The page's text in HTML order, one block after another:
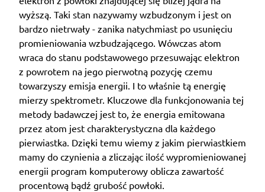
wyższą. Taki stan nazywamy wzbudzonym i jest on
bardzo nietrwały - zanika natychmiast po usunięciu
promieniowania wzbudzającego. Wówczas atom
wraca do stanu podstawowego przesuwając elektron
z powrotem na jego pierwotną pozycję czemu
towarzyszy emisja energii. I to właśnie tą energię
mierzy spektrometr. Kluczowe dla funkcjonowania tej
metody badawczej jest to, że energia emitowana
przez atom jest charakterystyczna dla każdego
pierwiastka. Dzięki temu wiemy z jakim pierwiastkiem
mamy do czynienia a zliczając ilość wypromieniowanej
energii program komputerowy oblicza zawartość
procentową bądź grubość powłoki.